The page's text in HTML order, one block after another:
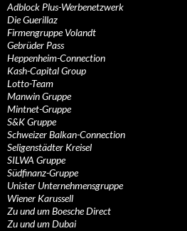
Adblock Plus-Werbenetzwerk
Die Guerillaz
Firmengruppe Volandt
Gebrüder Pass
Heppenheim-Connection
Kash-Capital Group
Lotto-Team
Manwin Gruppe
Mintnet-Gruppe
S&K Gruppe
Schweizer Balkan-Connection
Seligenstädter Kreisel
SILWA Gruppe
Südfinanz-Gruppe
Unister Unternehmensgruppe
Wiener Karussell
Zu und um Boesche Direct
Zu und um Dubai